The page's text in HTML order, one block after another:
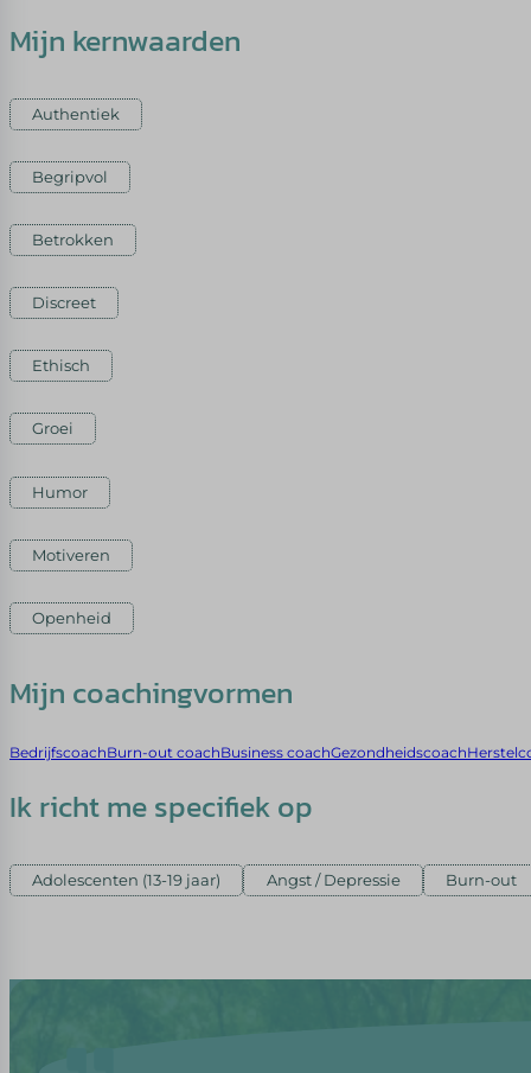
Mijn kernwaarden
Authentiek
Begripvol
Betrokken
Discreet
Ethisch
Groei
Humor
Motiveren
Openheid
Mijn coachingvormen
BedrijfscoachBurn-out coachBusiness coachGezondheidscoach
Ik richt me specifiek op
Adolescenten (13-19 jaar) Angst / Depressie Burn-out